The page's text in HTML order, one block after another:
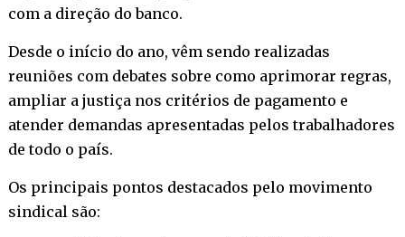
com a direção do banco.
Desde o início do ano, vêm sendo realizadas
reuniões com debates sobre como aprimorar regras,
ampliar a justiça nos critérios de pagamento e
atender demandas apresentadas pelos trabalhadores
de todo o país.
Os principais pontos destacados pelo movimento
sindical são: